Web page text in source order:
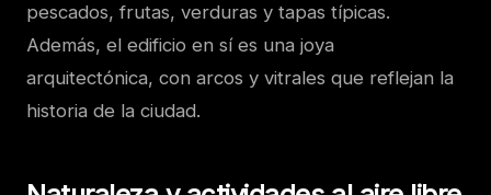
pescados, frutas, verduras y tapas típicas.
Además, el edificio en sí es una joya
arquitectónica, con arcos y vitrales que reflejan la
historia de la ciudad.